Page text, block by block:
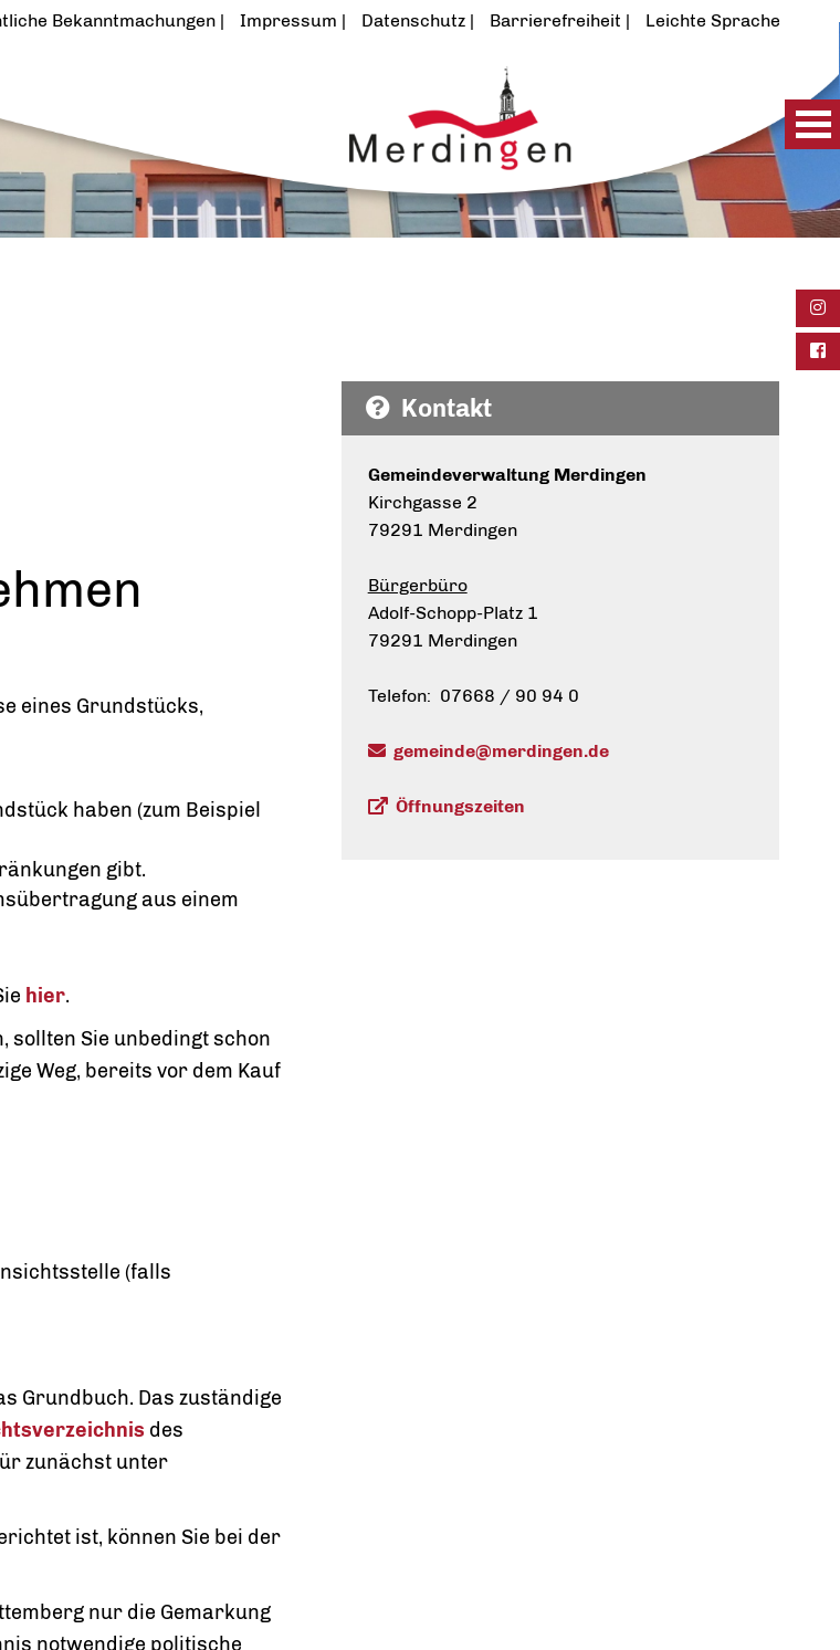
Bekanntmachungen Impressum Datenschutz Barrierefreiheit Leichte Sprache
eines Grundstücks,
haben (zum Beispiel
gibt.
aus einem
hier.
sollten Sie unbedingt schon
Weg, bereits vor dem Kauf
(falls
Grundbuch. Das zuständige
des
zunächst unter
ist, können Sie bei der
nur die Gemarkung
notwendige politische
Kontakt
Gemeindeverwaltung Merdingen
Kirchgasse 2
79291 Merdingen
Bürgerbüro
Adolf-Schopp-Platz 1
79291 Merdingen
Telefon: 07668 / 90 94 0
gemeinde@merdingen.de
Öffnungszeiten